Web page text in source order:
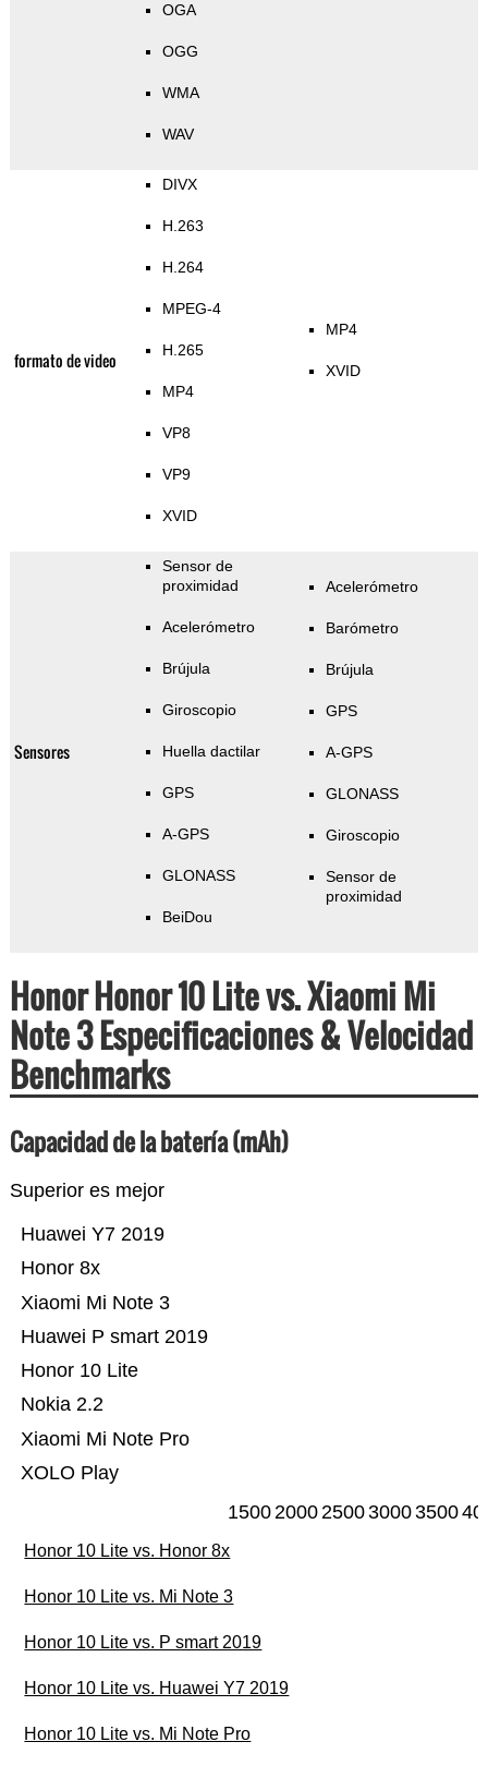
OGA
OGG
WMA
WAV
formato de video
DIVX
H.263
H.264
MPEG-4
H.265
MP4
VP8
VP9
XVID
MP4
XVID
Sensores
Sensor de
proximidad
Acelerómetro
Brújula
Giroscopio
Huella dactilar
GPS
A-GPS
GLONASS
BeiDou
Acelerómetro
Barómetro
Brújula
GPS
A-GPS
GLONASS
Giroscopio
Sensor de
proximidad
Honor Honor 10 Lite vs. Xiaomi Mi
Note 3 Especificaciones & Velocidad
Benchmarks
Capacidad de la batería (mAh)
Superior es mejor
XOLO Play
Xiaomi Mi Note Pro
Nokia 2.2
Honor 10 Lite
Huawei P smart 2019
Xiaomi Mi Note 3
Honor 8x
Huawei Y7 2019
15002000250030003500
Honor 10 Lite vs. Honor 8x
Honor 10 Lite vs. Mi Note 3
Honor 10 Lite vs. P smart 2019
Honor 10 Lite vs. Huawei Y7 2019
Honor 10 Lite vs. Mi Note Pro